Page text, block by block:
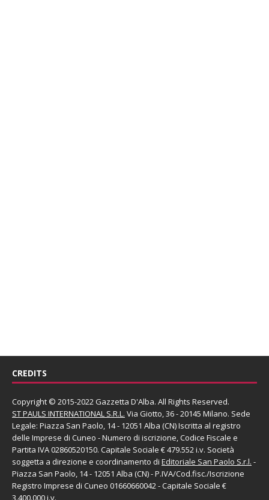
CREDITS
Copyright © 2015-2022 Gazzetta D'Alba. All Rights Reserved.
ST PAULS INTERNATIONAL S.R.L. Via Giotto, 36 - 20145 Milano. Sede
Legale: Piazza San Paolo, 14 - 12051 Alba (CN) Iscritta al registro
delle Imprese di Cuneo - Numero di iscrizione, Codice Fiscale e
Partita IVA 02860520150. Capitale Sociale € 479.552 i.v. Società
soggetta a direzione e coordinamento di Editoriale San Paolo S.r.l. -
Piazza San Paolo, 14 - 12051 Alba (CN) - P.IVA/Cod.fisc./Iscrizione
Registro Imprese di Cuneo 01660660042 - Capitale Sociale €
3.400.000 i.v.